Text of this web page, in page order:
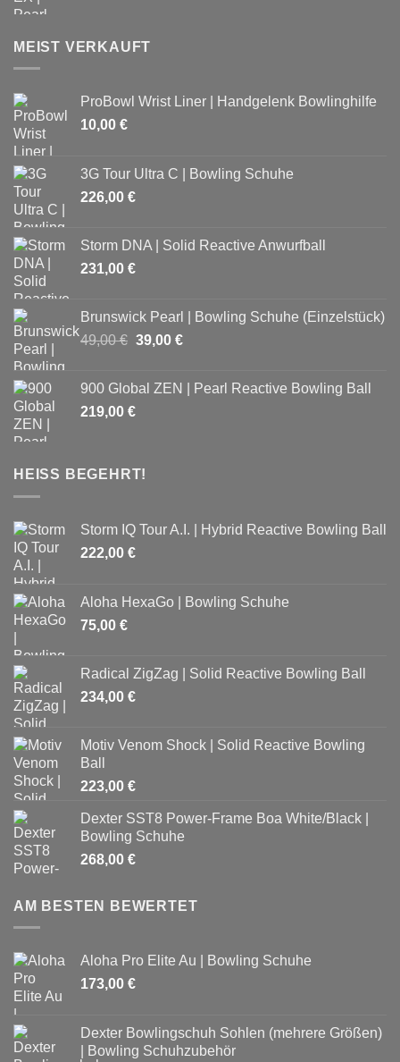
MEIST VERKAUFT
ProBowl Wrist Liner | Handgelenk Bowlinghilfe
10,00 €
3G Tour Ultra C | Bowling Schuhe
226,00 €
Storm DNA | Solid Reactive Anwurfball
231,00 €
Brunswick Pearl | Bowling Schuhe (Einzelstück)
49,00€ Ursprünglicher
49,00 €
39,00 €Aktueller
39,00 €.
900 Global ZEN | Pearl Reactive Bowling Ball
219,00 €
HEISS BEGEHRT!
Storm IQ Tour A.I. | Hybrid Reactive Bowling Ball
222,00 €
Aloha HexaGo | Bowling Schuhe
75,00 €
Radical ZigZag | Solid Reactive Bowling Ball
234,00 €
Motiv Venom Shock | Solid Reactive Bowling
Ball
223,00 €
Dexter SST8 Power-Frame Boa White/Black |
Bowling Schuhe
268,00 €
AM BESTEN BEWERTET
Aloha Pro Elite Au | Bowling Schuhe
173,00 €
Dexter Bowlingschuh Sohlen (mehrere Größen)
| Bowling Schuhzubehör